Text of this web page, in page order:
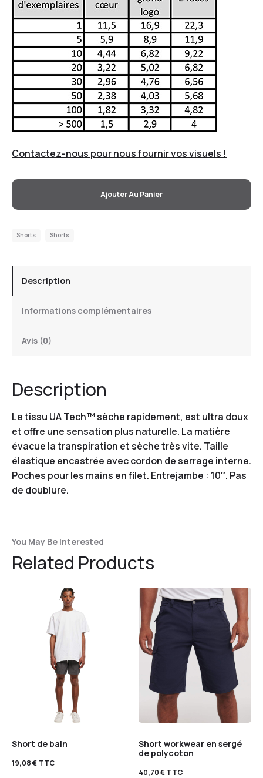
Contactez-nous pour nous fournir vos visuels !
Ajouter Au Panier
Shorts Shorts
Description
Informations complémentaires
Avis (0)
Description
Le tissu UA Tech™ sèche rapidement, est ultra doux
et offre une sensation plus naturelle. La matière
évacue la transpiration et sèche très vite. Taille
élastique encastrée avec cordon de serrage interne.
Poches pour les mains en filet. Entrejambe : 10″. Pas
de doublure.
You May Be Interested
Related Products
Short de bain
19,08€TTC
Short workwear en sergé
de polycoton
40,70€TTC